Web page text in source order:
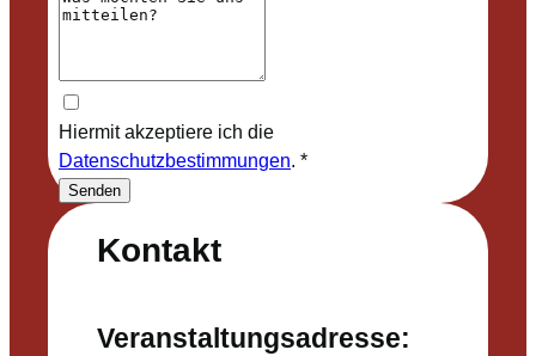
Kontakt
Veranstaltungsadresse:
Hiermit akzeptiere ich die
Datenschutzbestimmungen. *
Senden